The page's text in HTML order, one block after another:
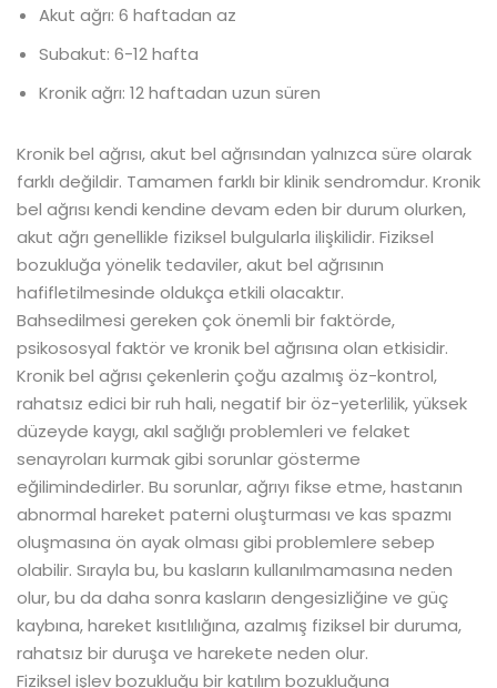
Akut ağrı: 6 haftadan az
Subakut: 6-12 hafta
Kronik ağrı: 12 haftadan uzun süren
Kronik bel ağrısı, akut bel ağrısından yalnızca süre olarak
farklı değildir. Tamamen farklı bir klinik sendromdur. Kronik
bel ağrısı kendi kendine devam eden bir durum olurken,
akut ağrı genellikle fiziksel bulgularla ilişkilidir. Fiziksel
bozukluğa yönelik tedaviler, akut bel ağrısının
hafifletilmesinde oldukça etkili olacaktır.
Bahsedilmesi gereken çok önemli bir faktörde,
psikososyal faktör ve kronik bel ağrısına olan etkisidir.
Kronik bel ağrısı çekenlerin çoğu azalmış öz-kontrol,
rahatsız edici bir ruh hali, negatif bir öz-yeterlilik, yüksek
düzeyde kaygı, akıl sağlığı problemleri ve felaket
senayroları kurmak gibi sorunlar gösterme
eğilimindedirler. Bu sorunlar, ağrıyı fikse etme, hastanın
abnormal hareket paterni oluşturması ve kas spazmı
oluşmasına ön ayak olması gibi problemlere sebep
olabilir. Sırayla bu, bu kasların kullanılmamasına neden
olur, bu da daha sonra kasların dengesizliğine ve güç
kaybına, hareket kısıtlılığına, azalmış fiziksel bir duruma,
rahatsız bir duruşa ve harekete neden olur.
Fiziksel işlev bozukluğu bir katılım bozukluğuna